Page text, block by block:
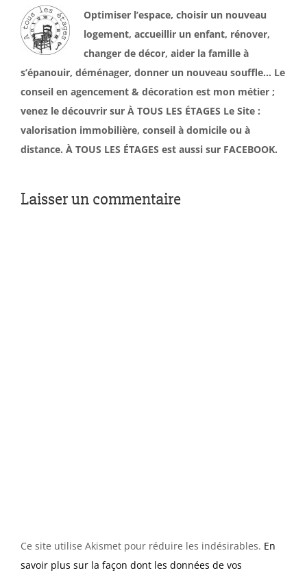
Optimiser l’espace, choisir un nouveau
logement, accueillir un enfant, rénover,
changer de décor, aider la famille à
s’épanouir, déménager, donner un nouveau souffle… Le
conseil en agencement & décoration est mon métier ;
venez le découvrir sur À TOUS LES ÉTAGES Le Site :
valorisation immobilière, conseil à domicile ou à
distance. À TOUS LES ÉTAGES est aussi sur FACEBOOK.
Laisser un commentaire
Ce site utilise Akismet pour réduire les indésirables. En
savoir plus sur la façon dont les données de vos